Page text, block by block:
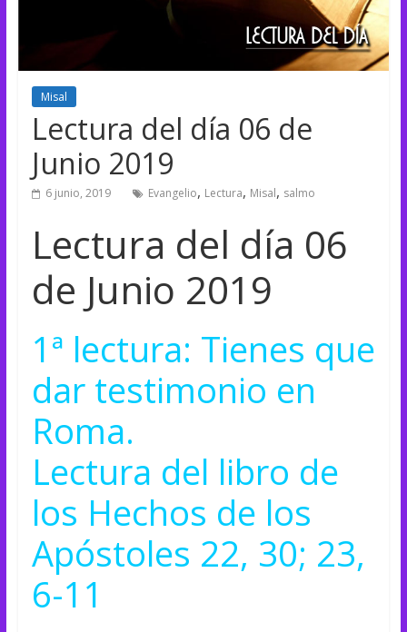
Misal
Lectura del día 06 de
Junio 2019
6 junio, 2019 Evangelio, Lectura, Misal, salmo
Lectura del día 06
de Junio 2019
1ª lectura: Tienes que
dar testimonio en
Roma.
Lectura del libro de
los Hechos de los
Apóstoles 22, 30; 23,
6-11